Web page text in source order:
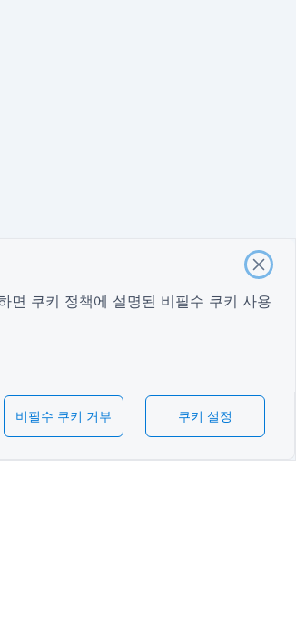
면 쿠키 정책에 설명된 비필수 쿠키 사용
비필수 쿠키 거부 쿠키 설정